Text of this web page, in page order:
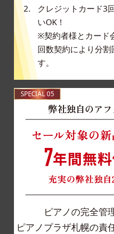
クレジットカード3
いOK！
※契約者様とカード
回数契約により分割
す。
SPECIAL 05
弊社独自のア
ピアノの完全管
ピアノプラザ札幌の責